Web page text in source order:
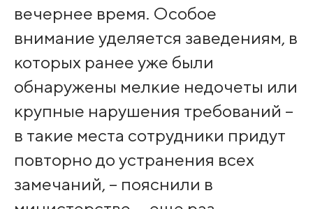
вечернее время. Особое
внимание уделяется заведениям, в
которых ранее уже были
обнаружены мелкие недочеты или
крупные нарушения требований –
в такие места сотрудники придут
повторно до устранения всех
замечаний, – пояснили в